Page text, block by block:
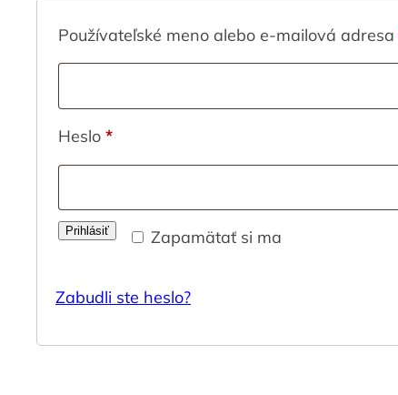
Používateľské meno alebo e-mailová adresa
Heslo *Povinné
Zapamätať si ma
Prihlásiť
Zabudli ste heslo?